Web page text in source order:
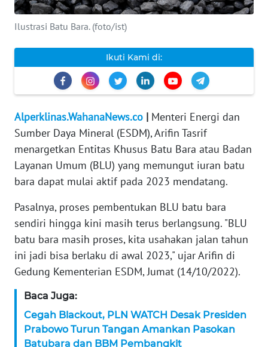
Ilustrasi Batu Bara. (foto/ist)
Ikuti Kami di:
Alperklinas.WahanaNews.co | Menteri Energi dan
Sumber Daya Mineral (ESDM), Arifin Tasrif
menargetkan Entitas Khusus Batu Bara atau Badan
Layanan Umum (BLU) yang memungut iuran batu
bara dapat mulai aktif pada 2023 mendatang.
Pasalnya, proses pembentukan BLU batu bara
sendiri hingga kini masih terus berlangsung. "BLU
batu bara masih proses, kita usahakan jalan tahun
ini jadi bisa berlaku di awal 2023," ujar Arifin di
Gedung Kementerian ESDM, Jumat (14/10/2022).
Baca Juga:
Cegah Blackout, PLN WATCH Desak Presiden
Prabowo Turun Tangan Amankan Pasokan
Batubara dan BBM Pembangkit
INFO
TENTANG
PEDOMAN
MEDIA
SIBER
REDAKSI
KARIR
DISCLAIMER
Wahana
News
Regional
WN
SUMUT